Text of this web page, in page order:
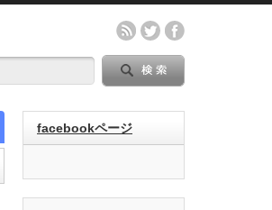
facebookページ